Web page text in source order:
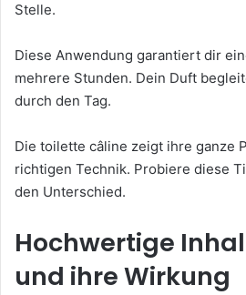
Stelle.
Diese Anwendung garantiert dir
mehrere Stunden. Dein Duft
durch den Tag.
Die toilette câline zeigt ihre ganze
richtigen Technik. Probiere diese
den Unterschied.
Hochwertige
und ihre Wirkung